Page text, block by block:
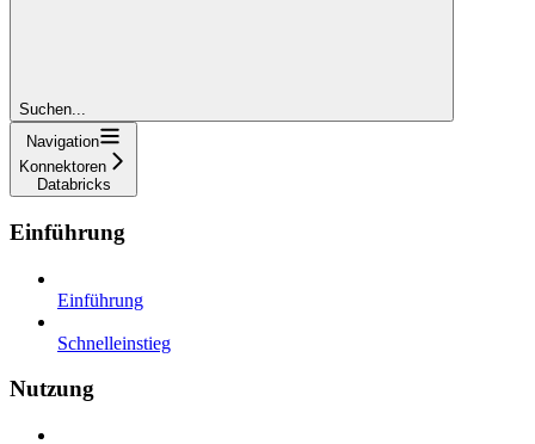
Suchen...
Navigation
Konnektoren
Databricks
Einführung
Einführung
Schnelleinstieg
Nutzung